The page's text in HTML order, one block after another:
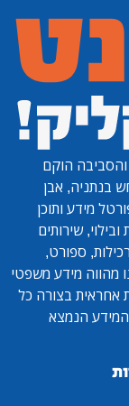
הוקם
בנתניה, אבן
מידע ותוכן
שירותים
ספורט,
מהווה מידע משפטי
אחראית בצורה כל
הנמצא